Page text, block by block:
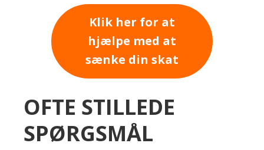
Klik her for at
hjælpe med at
sænke din skat
OFTE STILLEDE
SPØRGSMÅL